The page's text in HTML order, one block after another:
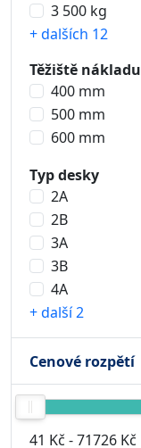
3 500 kg
+ dalších 12
Těžiště nákladu
400 mm
500 mm
600 mm
Typ desky
2A
2B
3A
3B
4A
+ další 2
Cenové rozpětí
41 Kč -71726 Kč